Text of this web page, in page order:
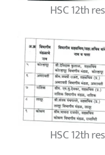
HSC 12th
HSC 12th